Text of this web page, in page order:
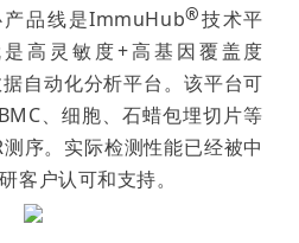
品线是ImmuHub®技术平
高灵敏度+高基因覆盖度
自动化分析平台。该平台可
、细胞、石蜡包埋切片等
序。实际检测性能已经被中
客户认可和支持。